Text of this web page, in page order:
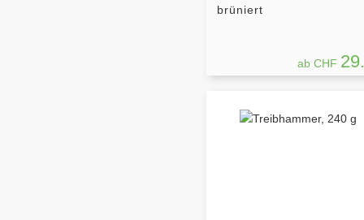
brüniert
ab CHF